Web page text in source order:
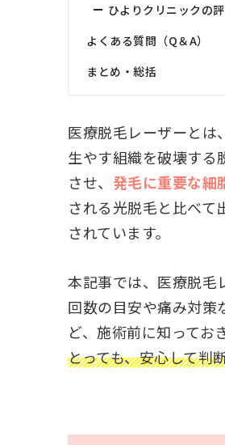
ひよりクリニックの
よくある質問（Q＆A）
まとめ・総括
医療脱毛レーザーとは、
生やす組織を破壊する
させ、 発毛に重要な細
される光脱毛と比べ
されています。
本記事では、医療脱毛
回数の目安や痛み対策
ど、施術前に知ってお
とっても、安心して判